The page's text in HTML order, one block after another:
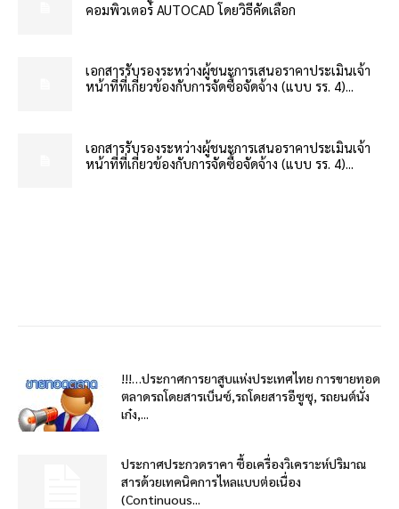
คอมพิวเตอร์ AUTOCAD โดยวิธีคัดเลือก
เอกสารรับรองระหว่างผู้ชนะการเสนอราคาประเมินเจ้า
หน้าที่ที่เกี่ยวข้องกับการจัดซื้อจัดจ้าง (แบบ รร. 4)...
เอกสารรับรองระหว่างผู้ชนะการเสนอราคาประเมินเจ้า
หน้าที่ที่เกี่ยวข้องกับการจัดซื้อจัดจ้าง (แบบ รร. 4)...
!!!…ประกาศการยาสูบแห่งประเทศไทย การขายทอด
ตลาดรถโดยสารเบ็นซ์,รถโดยสารอีซูซุ, รถยนต์นั่ง
เก๋ง,...
ประกาศประกวดราคา ซื้อเครื่องวิเคราะห์ปริมาณ
สารด้วยเทคนิคการไหลแบบต่อเนื่อง
(Continuous...